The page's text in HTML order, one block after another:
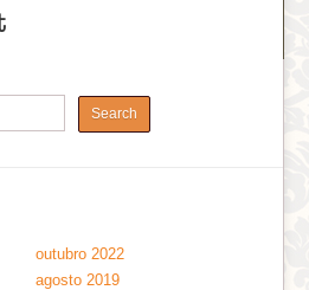
outubro 2022
agosto 2019